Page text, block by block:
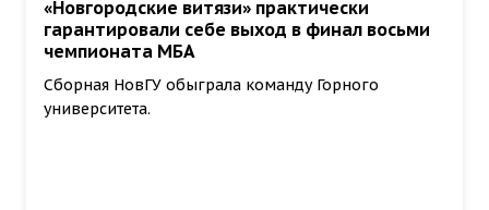
«Новгородские витязи» практически
гарантировали себе выход в финал восьми
чемпионата МБА
Сборная НовГУ обыграла команду Горного
университета.